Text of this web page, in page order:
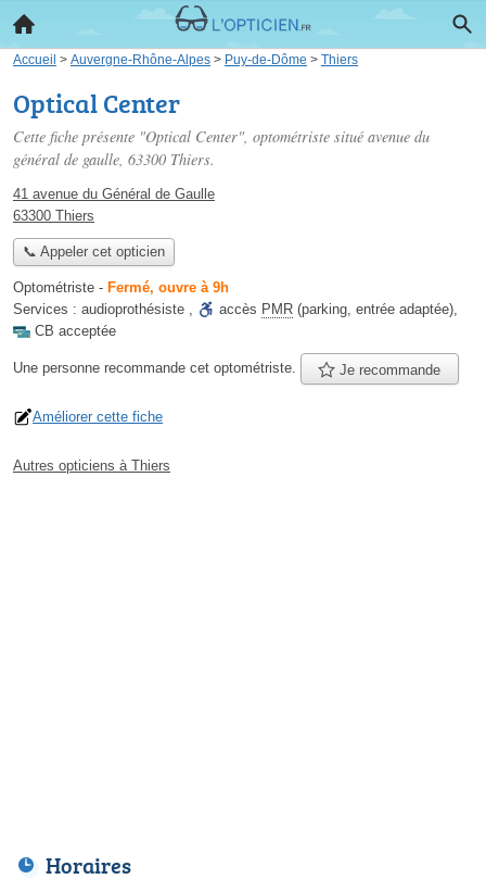
Accueil > Auvergne-Rhône-Alpes > Puy-de-Dôme > Thiers
Optical Center
Cette fiche présente "Optical Center", optométriste situé avenue du
général de gaulle, 63300 Thiers.
41 avenue du Général de Gaulle
63300 Thiers
📞 Appeler cet opticien
Optométriste - Fermé, ouvre à 9h
Services : audioprothésiste , accès PMR (parking, entrée adaptée),
CB acceptée
Une personne recommande cet optométriste. Je recommande
Améliorer cette fiche
Autres opticiens à Thiers
Horaires